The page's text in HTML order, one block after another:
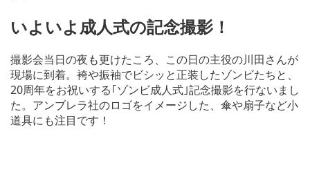
いよいよ成人式の記念撮影！
撮影会当日の夜も更けたころ、この日の主役の川田さんが
現場に到着。袴や振袖でビシッと正装したゾンビたちと、
20周年をお祝いする｢ゾンビ成人式｣記念撮影を行ないまし
た。アンブレラ社のロゴをイメージした、傘や扇子など小
道具にも注目です！